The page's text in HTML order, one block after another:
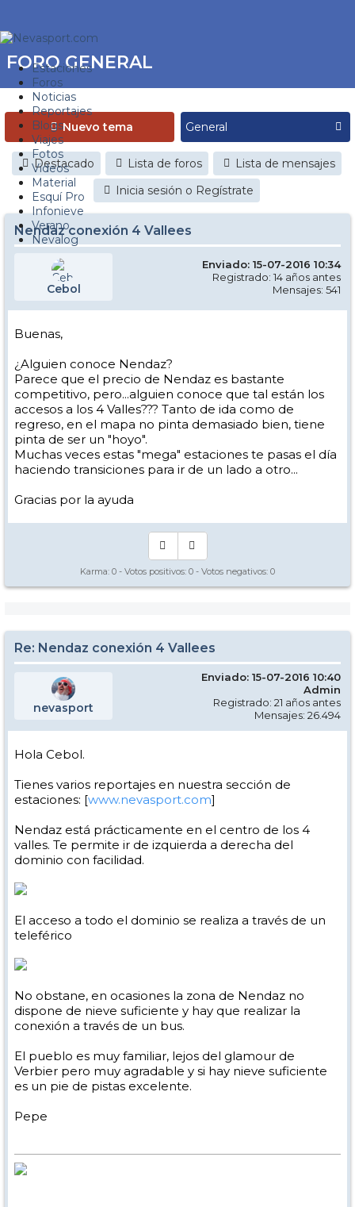
Estaciones
Foros
Noticias
Reportajes
Blogs
Viajes
Fotos
Videos
Material
Esquí Pro
Infonieve
Verano
Nevalog
FORO GENERAL
Nuevo tema
Destacado Lista de foros
Lista de mensajes
Inicia sesión o Regístrate
Nendaz conexión 4 Vallees
Cebol
Enviado: 15-07-2016 10:34
Registrado: 14 años antes
Mensajes: 541
Buenas,
¿Alguien conoce Nendaz?
Parece que el precio de Nendaz es bastante
competitivo, pero...alguien conoce que tal están los
accesos a los 4 Valles??? Tanto de ida como de
regreso, en el mapa no pinta demasiado bien, tiene
pinta de ser un "hoyo".
Muchas veces estas "mega" estaciones te pasas el día
haciendo transiciones para ir de un lado a otro...
Gracias por la ayuda
Karma: 0 - Votos positivos: 0 - Votos negativos: 0
Re: Nendaz conexión 4 Vallees
nevasport
Enviado: 15-07-2016 10:40
Admin
Registrado: 21 años antes
Mensajes: 26.494
Hola Cebol.
Tienes varios reportajes en nuestra sección de
estaciones: [www.nevasport.com]
Nendaz está prácticamente en el centro de los 4
valles. Te permite ir de izquierda a derecha del
dominio con facilidad.
El acceso a todo el dominio se realiza a través de un
teleférico
No obstane, en ocasiones la zona de Nendaz no
dispone de nieve suficiente y hay que realizar la
conexión a través de un bus.
El pueblo es muy familiar, lejos del glamour de
Verbier pero muy agradable y si hay nieve suficiente
es un pie de pistas excelente.
Pepe